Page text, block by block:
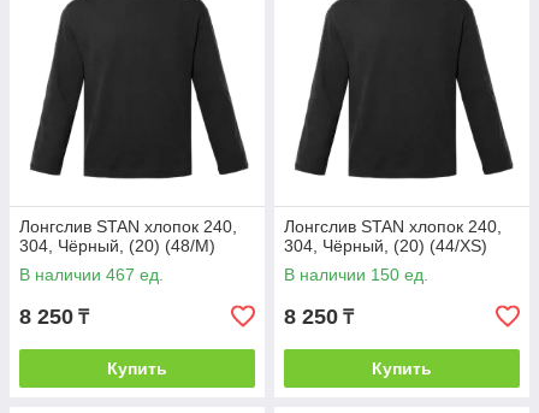
Лонгслив STAN хлопок 240,
304, Чёрный, (20) (48/M)
В наличии 467 ед.
8 250 ₸
Купить
Лонгслив STAN хлопок 240,
304, Чёрный, (20) (44/XS)
В наличии 150 ед.
8 250 ₸
Купить